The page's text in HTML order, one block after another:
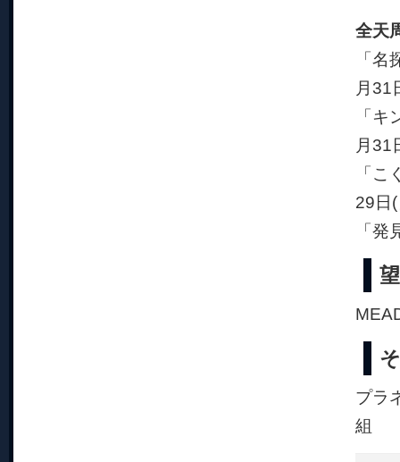
全天
「
月31
「
月31
「
29日
「
プラ
組